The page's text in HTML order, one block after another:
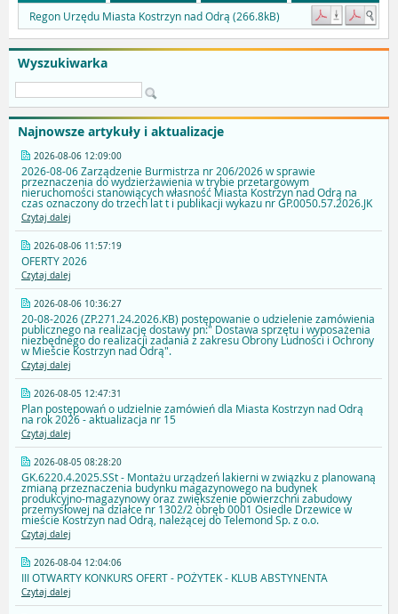
Wyszukiwarka
Najnowsze artykuły i aktualizacje
2026-08-06 12:09:00
2026-08-06 Zarządzenie Burmistrza nr 206/2026 w sprawie
przeznaczenia do wydzierżawienia w trybie przetargowym
nieruchomości stanowiących własność Miasta Kostrzyn nad Odrą na
czas oznaczony do trzech lat t i publikacji wykazu nr GP.0050.57.2026.JK
Czytaj dalej
2026-08-06 11:57:19
OFERTY 2026
Czytaj dalej
2026-08-06 10:36:27
20-08-2026 (ZP.271.24.2026.KB) postępowanie o udzielenie zamówienia
publicznego na realizację dostawy pn:" Dostawa sprzętu i wyposażenia
niezbędnego do realizacji zadania z zakresu Obrony Ludności i Ochrony
w Mieście Kostrzyn nad Odrą".
Czytaj dalej
2026-08-05 12:47:31
Plan postępowań o udzielnie zamówień dla Miasta Kostrzyn nad Odrą
na rok 2026 - aktualizacja nr 15
Czytaj dalej
2026-08-05 08:28:20
GK.6220.4.2025.SSt - Montażu urządzeń lakierni w związku z planowaną
zmianą przeznaczenia budynku magazynowego na budynek
produkcyjno-magazynowy oraz zwiększenie powierzchni zabudowy
przemysłowej na działce nr 1302/2 obręb 0001 Osiedle Drzewice w
mieście Kostrzyn nad Odrą, należącej do Telemond Sp. z o.o.
Czytaj dalej
2026-08-04 12:04:06
III OTWARTY KONKURS OFERT - POŻYTEK - KLUB ABSTYNENTA
Czytaj dalej
Regon Urzędu Miasta Kostrzyn nad Odrą (266.8kB)